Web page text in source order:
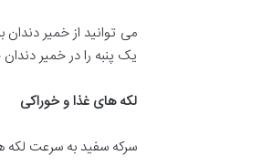
می توانید از خمیر
یک پنبه را در خمیر
لکه های غذا و خوراکی
سرکه سفید به سرعت لکه